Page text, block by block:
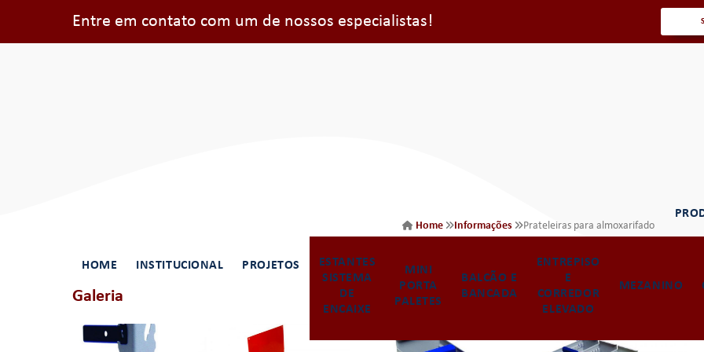
Entre em contato com um de nossos especialistas!
HOME INSTITUCIONAL PROJETOS
ESTANTES
SISTEMA
DE
ENCAIXE
MINI
PORTA
PALETES
BALCÃO E
BANCADA
ENTREPISO
E
CORREDOR
ELEVADO
MEZANINO
ARMAZENAGEM
BANCADA
ARMAZENAGEM
Home Informações Prateleiras para almoxarifado
Galeria